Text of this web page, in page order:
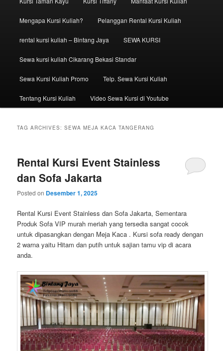
Mengapa Kursi Kuliah? Pelanggan Rental Kursi Kuliah
rental kursi kuliah – Bintang Jaya SEWA KURSI
Sewa kursi kuliah Cikarang Bekasi Standar
Sewa Kursi Kuliah Promo Telp. Sewa Kursi Kuliah
Tentang Kursi Kuliah Video Sewa Kursi di Youtube
TAG ARCHIVES:SEWA MEJA KACA TANGERANG
Rental Kursi Event Stainless
dan Sofa Jakarta
Posted on Desember 1, 2025
Rental Kursi Event Stainless dan Sofa Jakarta, Sementara
Produk Sofa VIP murah meriah yang tersedia sangat cocok
untuk dipasangkan dengan Meja Kaca . Kursi sofa ready dengan
2 warna yaitu Hitam dan putih untuk sajian tamu vip di acara
anda.